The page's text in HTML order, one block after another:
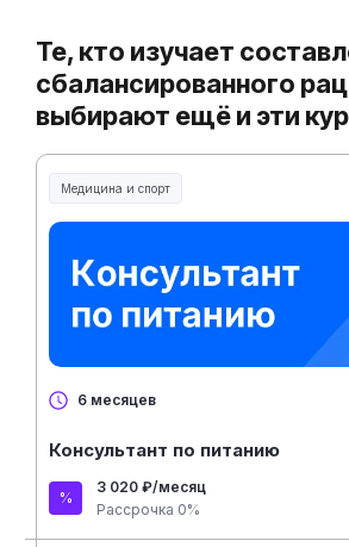
Те, кто изучает
сбалансированного
выбирают ещё и эти
Медицина и спорт
Медицина, спорт и здоровье
6 месяцев
Консультант по питанию
3 020 ₽/месяц
Рассрочка 0%